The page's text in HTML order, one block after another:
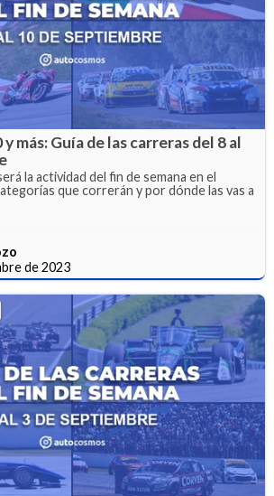
más: Guía de las carreras del 8 al
la actividad del fin de semana en el
que correrán y por dónde las vas a
de 2023